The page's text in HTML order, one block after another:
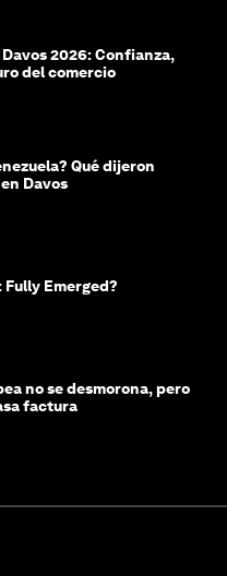
2026: Confianza,
del comercio
Qué dijeron
Davos
Emerged?
no se desmorona, pero
factura